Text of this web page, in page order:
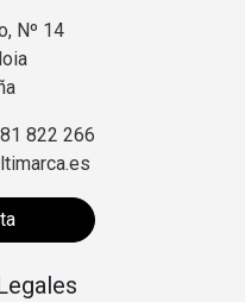
Nº 14
822 266